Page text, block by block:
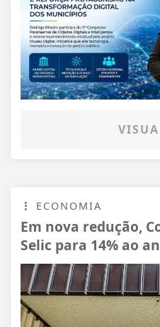
ECONOMIA
Em nova redução,
Selic para 14% ao